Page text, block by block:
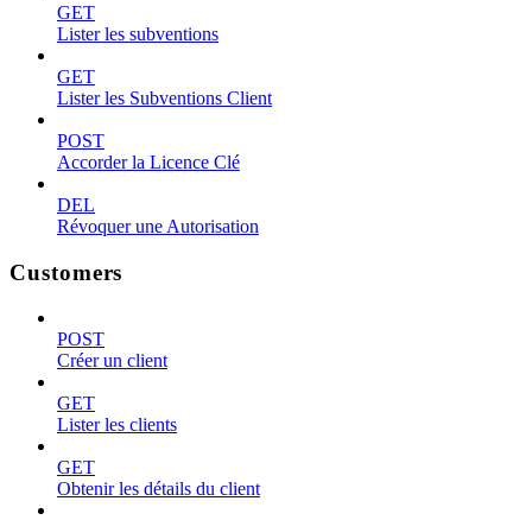
GET
Lister les subventions
GET
Lister les Subventions Client
POST
Accorder la Licence Clé
DEL
Révoquer une Autorisation
Customers
POST
Créer un client
GET
Lister les clients
GET
Obtenir les détails du client